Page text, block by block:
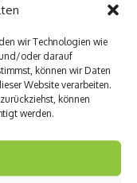
wir Technologien wie
und/oder darauf
können wir Daten
Website verarbeiten.
können
werden.
Thai
Hühnerfleisch liefert
und Sambal